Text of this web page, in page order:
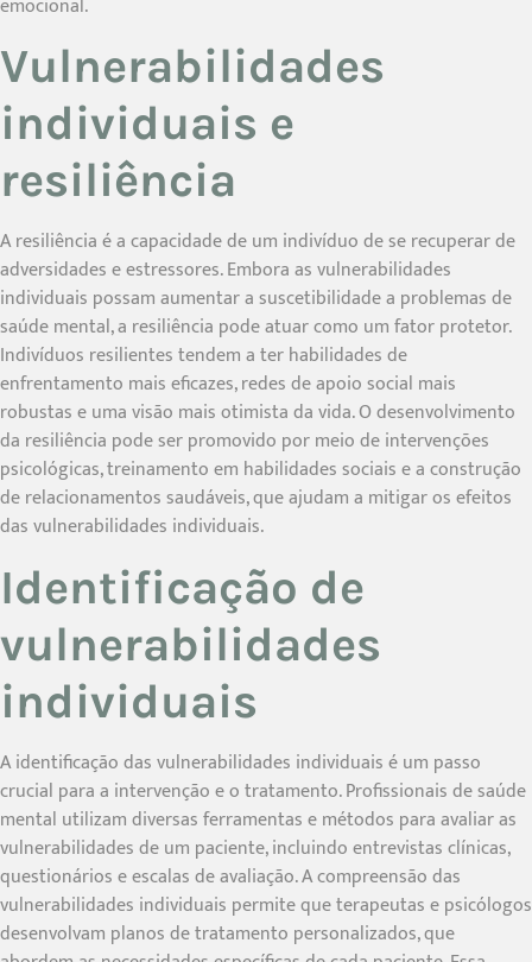
emocional.
Vulnerabilidades
individuais e
resiliência
A resiliência é a capacidade de um indivíduo de se recuperar de
adversidades e estressores. Embora as vulnerabilidades
individuais possam aumentar a suscetibilidade a problemas de
saúde mental, a resiliência pode atuar como um fator protetor.
Indivíduos resilientes tendem a ter habilidades de
enfrentamento mais eficazes, redes de apoio social mais
robustas e uma visão mais otimista da vida. O desenvolvimento
da resiliência pode ser promovido por meio de intervenções
psicológicas, treinamento em habilidades sociais e a construção
de relacionamentos saudáveis, que ajudam a mitigar os efeitos
das vulnerabilidades individuais.
Identificação de
vulnerabilidades
individuais
A identificação das vulnerabilidades individuais é um passo
crucial para a intervenção e o tratamento. Profissionais de saúde
mental utilizam diversas ferramentas e métodos para avaliar as
vulnerabilidades de um paciente, incluindo entrevistas clínicas,
questionários e escalas de avaliação. A compreensão das
vulnerabilidades individuais permite que terapeutas e psicólogos
desenvolvam planos de tratamento personalizados, que